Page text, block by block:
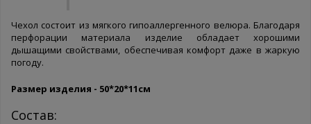
Чехол состоит из мягкого гипоаллергенного велюра. Благодаря
перфорации материала изделие обладает хорошими
дышащими свойствами, обеспечивая комфорт даже в жаркую
погоду.
Размер изделия - 50*20*11см
Состав: